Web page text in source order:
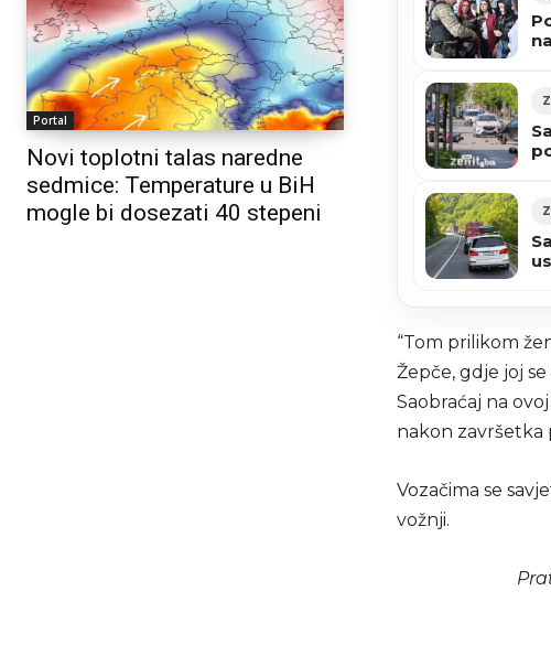
Portal
Novi toplotni talas naredne
sedmice: Temperature u BiH
mogle bi dosezati 40 stepeni
“Tom prilikom
Žepče, gdje joj
Saobraćaj na
nakon završetka
Vozačima se
vožnji.